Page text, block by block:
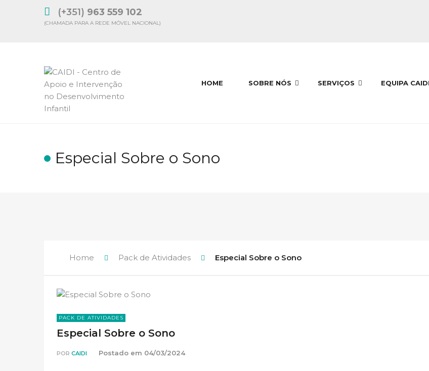
(+351) 963 559 102
(CHAMADA PARA A REDE MÓVEL NACIONAL)
HOME SOBRE NÓS SERVIÇOS EQUIPA CAIDI
Especial Sobre o Sono
Home Pack de Atividades Especial Sobre o Sono
PACK DE ATIVIDADES
Especial Sobre o Sono
POR CAIDI Postado em 04/03/2024